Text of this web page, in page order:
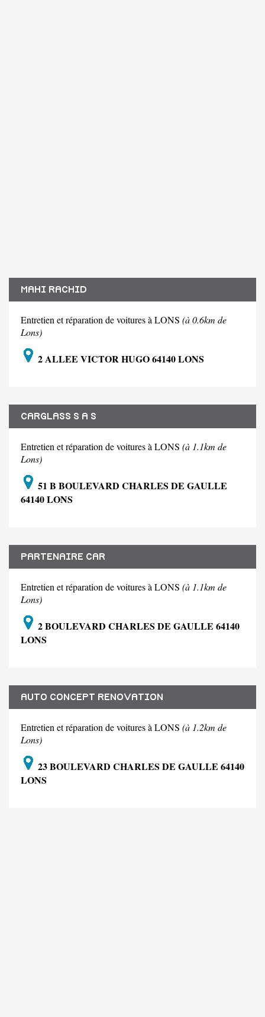
MAHI RACHID
Entretien et réparation de voitures à LONS (à 0.6km de
Lons)
2 ALLEE VICTOR HUGO 64140 LONS
CARGLASS S A S
Entretien et réparation de voitures à LONS (à 1.1km de
Lons)
51 B BOULEVARD CHARLES DE GAULLE
64140 LONS
PARTENAIRE CAR
Entretien et réparation de voitures à LONS (à 1.1km de
Lons)
2 BOULEVARD CHARLES DE GAULLE 64140
LONS
AUTO CONCEPT RENOVATION
Entretien et réparation de voitures à LONS (à 1.2km de
Lons)
23 BOULEVARD CHARLES DE GAULLE 64140
LONS